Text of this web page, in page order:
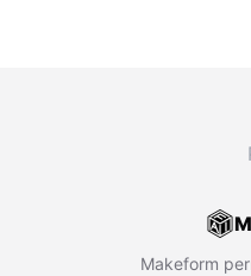
Makeform